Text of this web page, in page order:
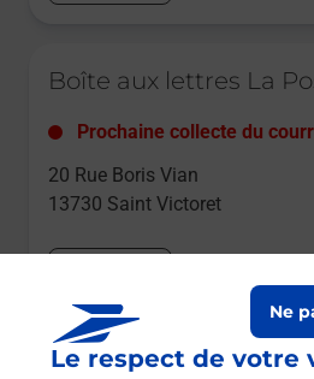
Le respect de votre
Ne
Boîte aux lettres La
Prochaine collecte du
20 Rue Boris Vian
13730 Saint Victoret
Boîte aux lettres La
Le lien s'ouvre dans un nouvel onglet